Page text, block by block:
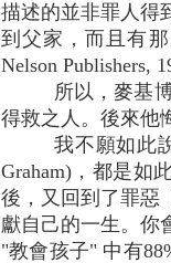
描述的並非罪人得
到父家，而且有
Nelson Publishers,
所以，麥基
得救之人。後來他
我不願如此
Graham)，都是如
後，又回到了罪惡
獻自己的一生。你
"教會孩子" 中有